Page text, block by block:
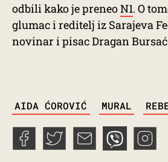
odbili kako je preneoN1. O
glumac i reditelj iz Sarajeva
novinar i pisac Dragan
AIDA ĆOROVIĆ MURAL